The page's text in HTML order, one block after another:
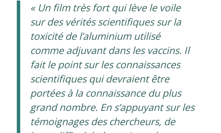
« Un film très fort qui lève le voile
sur des vérités scientifiques sur la
toxicité de l’aluminium utilisé
comme adjuvant dans les vaccins. Il
fait le point sur les connaissances
scientifiques qui devraient être
portées à la connaissance du plus
grand nombre. En s’appuyant sur les
témoignages des chercheurs, de